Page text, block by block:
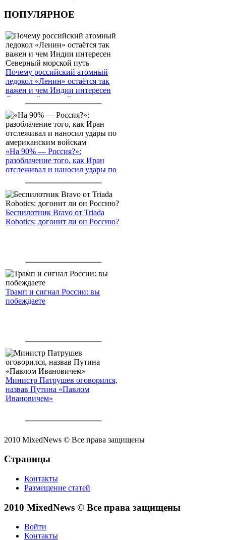
ПОПУЛЯРНОЕ
Почему российский атомный
ледокол «Ленин» остаётся так
важен и чем Индии интересен
Северный морской путь
«На 90% — Россия?»:
разоблачение того, как Иран
отслеживал и наносил удары по
американским войскам
Беспилотник Bravo от Triada
Robotics: догонит ли он Россию?
Трамп и сигнал России: вы
побеждаете
Министр Патрушев оговорился,
назвав Путина «Павлом
Ивановичем»
2010 MixedNews © Все права защищены
Страницы
Контакты
Размещение статей
2010 MixedNews © Все права защищены
Войти
Контакты